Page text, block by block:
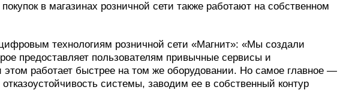
в магазинах розничной сети также работают на собственном
технологиям розничной сети «Магнит»: «Мы создали
предоставляет пользователям привычные сервисы и
этом работает быстрее на том же оборудовании. Но самое главное —
системы, заводим ее в собственный контур